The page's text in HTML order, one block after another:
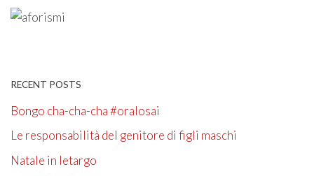
RECENT POSTS
Bongo cha-cha-cha #oralosai
Le responsabilità del genitore di figli maschi
Natale in letargo